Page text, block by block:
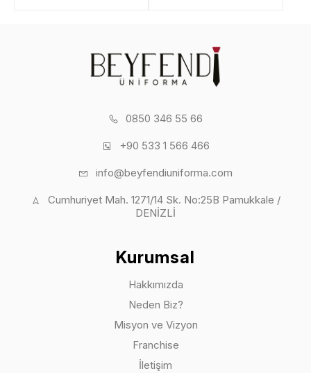
0850 346 55 66
+90 533 1 566 466
info@beyfendiuniforma.com
Cumhuriyet Mah. 1271/14 Sk. No:25B Pamukkale /
DENİZLİ
Kurumsal
Hakkımızda
Neden Biz?
Misyon ve Vizyon
Franchise
İletişim